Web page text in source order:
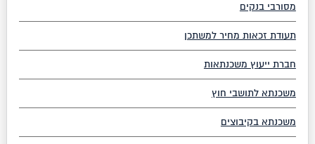
מסורבי בנקים
תעודת זכאות מחיר למשתכן
חברת ייעוץ משכנתאות
משכנתא לתושבי חוץ
משכנתא בקיבוצים